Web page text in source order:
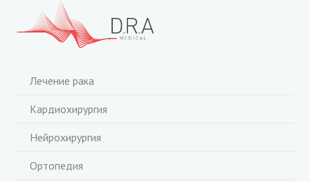
Лечение рака
Кардиохирургия
Нейрохирургия
Ортопедия